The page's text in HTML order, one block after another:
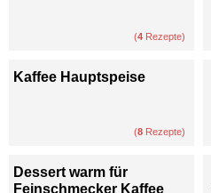
(4 Rezepte)
Kaffee Hauptspeise
(8 Rezepte)
Dessert warm für
Feinschmecker Kaffee